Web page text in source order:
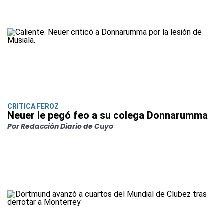
CRITICA FEROZ
Neuer le pegó feo a su colega Donnarumma
Por Redacción Diario de Cuyo